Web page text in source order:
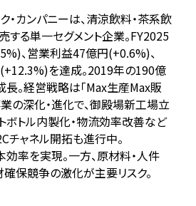
・カンパニーは、清涼飲料・茶系飲
する単一セグメント企業。FY2025
、営業利益47億円(+0.6%)、
を達成。2019年の190億
。経営戦略は「Max生産Max販
の深化・進化で、御殿場新工場立
ボトル内製化・物流効率改善など
チャネル開拓も進行中。
率を実現。一方、原材料・人件
保競争の激化が主要リスク。